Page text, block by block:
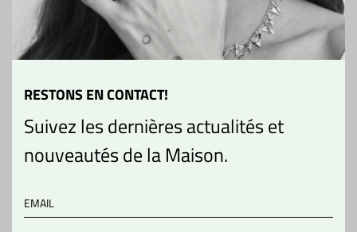
RESTONS EN CONTACT!
Suivez les dernières actualités et
nouveautés de la Maison.
Collier Plume Marie